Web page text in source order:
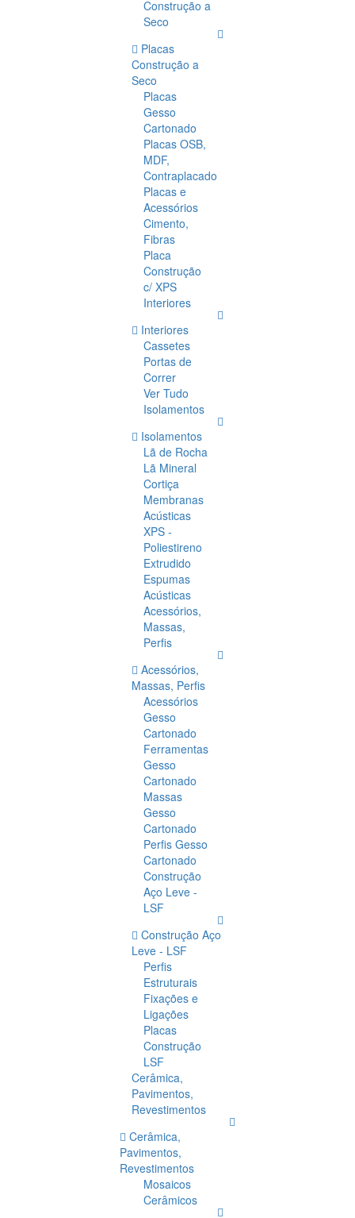
Construção a
Seco
Placas
Construção a
Seco
Placas
Gesso
Cartonado
Placas OSB,
MDF,
Contraplacado
Placas e
Acessórios
Cimento,
Fibras
Placa
Construção
c/ XPS
Interiores
Interiores
Cassetes
Portas de
Correr
Ver Tudo
Isolamentos
Isolamentos
Lã de Rocha
Lã Mineral
Cortiça
Membranas
Acústicas
XPS -
Poliestireno
Extrudido
Espumas
Acústicas
Acessórios,
Massas,
Perfis
Acessórios,
Massas, Perfis
Acessórios
Gesso
Cartonado
Ferramentas
Gesso
Cartonado
Massas
Gesso
Cartonado
Perfis Gesso
Cartonado
Construção
Aço Leve -
LSF
Construção Aço
Leve - LSF
Perfis
Estruturais
Fixações e
Ligações
Placas
Construção
LSF
Cerâmica,
Pavimentos,
Revestimentos
Cerâmica,
Pavimentos,
Revestimentos
Mosaicos
Cerâmicos